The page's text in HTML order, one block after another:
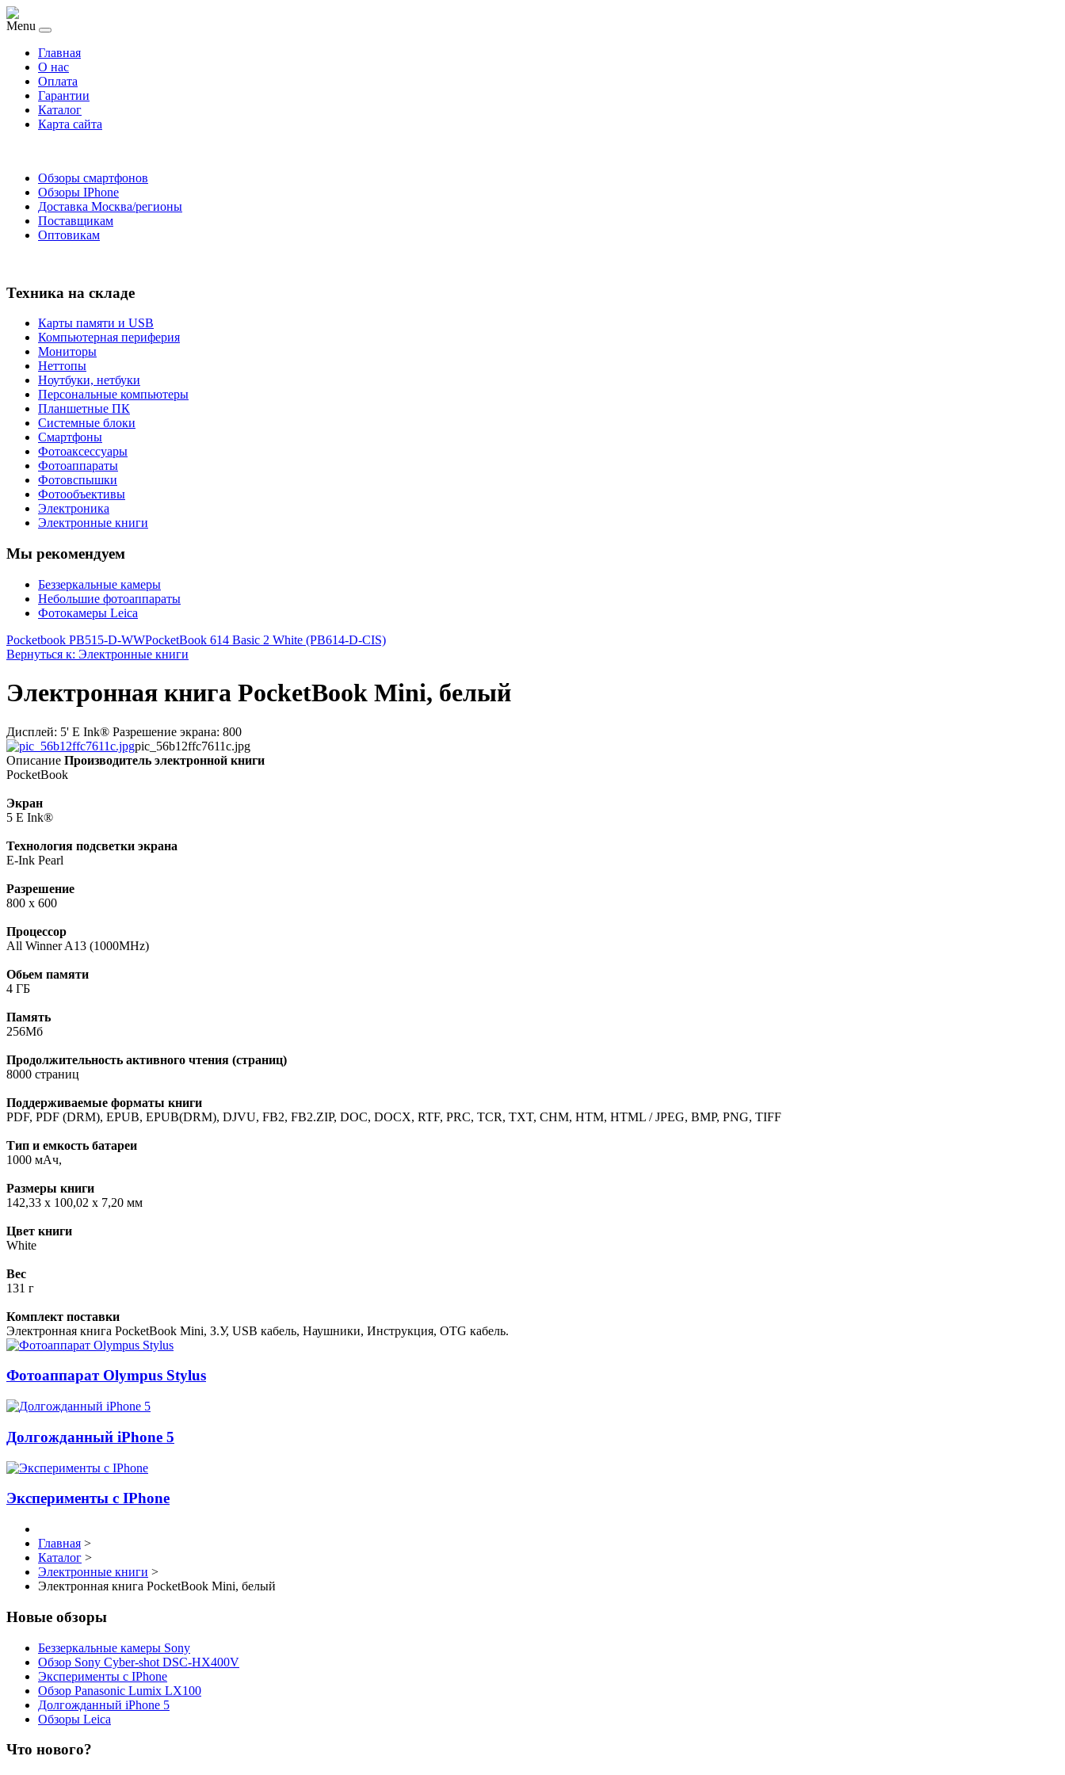
Menu
Главная
O нас
Оплата
Гарантии
Каталог
Карта сайта
Обзоры смартфонов
Обзоры IPhone
Доставка Москва/регионы
Поставщикам
Оптовикам
Техника на складе
Карты памяти и USB
Компьютерная периферия
Мониторы
Неттопы
Ноутбуки, нетбуки
Персональные компьютеры
Планшетные ПК
Системные блоки
Смартфоны
Фотоаксессуары
Фотоаппараты
Фотовспышки
Фотообъективы
Электроника
Электронные книги
Мы рекомендуем
Беззеркальные камеры
Небольшие фотоаппараты
Фотокамеры Leica
Pocketbook PB515-D-WWPocketBook 614 Basic 2 White (PB614-D-CIS)
Вернуться к: Электронные книги
Электронная книга PocketBook Mini, белый
Дисплей: 5' E Ink® Разрешение экрана: 800
pic_56b12ffc7611c.jpg
Описание Производитель электронной книги
PocketBook
Экран
5 E Ink®
Технология подсветки экрана
E-Ink Pearl
Разрешение
800 x 600
Процессор
All Winner A13 (1000MHz)
Обьем памяти
4 ГБ
Память
256Мб
Продолжительность активного чтения (страниц)
8000 страниц
Поддерживаемые форматы книги
PDF, PDF (DRM), EPUB, EPUB(DRM), DJVU, FB2, FB2.ZIP, DOC, DOCX, RTF, PRC, TCR, TXT, CHM, HTM, HTML / JPEG, BMP, PNG, TIFF
Тип и емкость батареи
1000 мАч,
Размеры книги
142,33 x 100,02 х 7,20 мм
Цвет книги
White
Вес
131 г
Комплект поставки
Электронная книга PocketBook Mini, З.У, USB кабель, Наушники, Инструкция, OTG кабель.
Фотоаппарат Olympus Stylus
Долгожданный iPhone 5
Эксперименты с IPhone
Главная >
Каталог >
Электронные книги >
Электронная книга PocketBook Mini, белый
Новые обзоры
Беззеркальные камеры Sony
Обзор Sony Cyber-shot DSC-HX400V
Эксперименты с IPhone
Обзор Panasonic Lumix LX100
Долгожданный iPhone 5
Обзоры Leica
Что нового?